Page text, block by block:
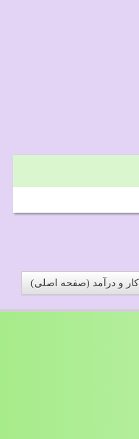
کار و درآمد (صفحه اصلی)